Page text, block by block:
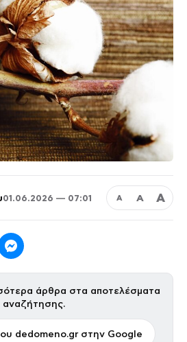
01.06.2026 — 07:01 Α Α Α
άρθρα στα αποτελέσματα
αναζήτησης.
dedomeno.gr στην Google